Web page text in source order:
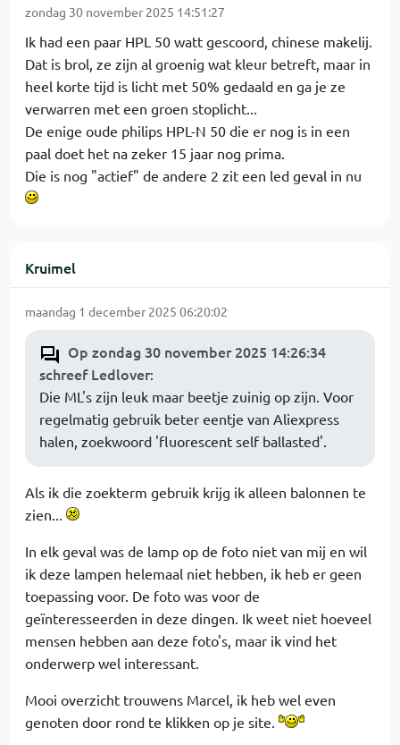
zondag 30 november 2025 14:51:27
Ik had een paar HPL 50 watt gescoord, chinese makelij.
Dat is brol, ze zijn al groenig wat kleur betreft, maar in
heel korte tijd is licht met 50% gedaald en ga je ze
verwarren met een groen stoplicht...
De enige oude philips HPL-N 50 die er nog is in een
paal doet het na zeker 15 jaar nog prima.
Die is nog "actief" de andere 2 zit een led geval in nu
Kruimel
maandag 1 december 2025 06:20:02
Op zondag 30 november 2025 14:26:34
schreef Ledlover:
Die ML's zijn leuk maar beetje zuinig op zijn. Voor
regelmatig gebruik beter eentje van Aliexpress
halen, zoekwoord 'fluorescent self ballasted'.
Als ik die zoekterm gebruik krijg ik alleen balonnen te
zien...
In elk geval was de lamp op de foto niet van mij en wil
ik deze lampen helemaal niet hebben, ik heb er geen
toepassing voor. De foto was voor de
geïnteresseerden in deze dingen. Ik weet niet hoeveel
mensen hebben aan deze foto's, maar ik vind het
onderwerp wel interessant.
Mooi overzicht trouwens Marcel, ik heb wel even
genoten door rond te klikken op je site.